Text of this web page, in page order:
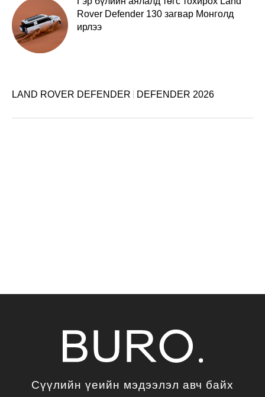
Rover Defender 130 загвар Монголд
ирлээ
LAND ROVER DEFENDER DEFENDER 2026
Сүүлийн үеийн мэдээлэл авч байх